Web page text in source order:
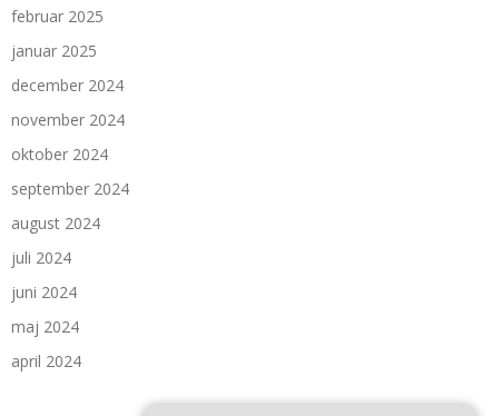
februar 2025
januar 2025
december 2024
november 2024
oktober 2024
september 2024
august 2024
juli 2024
juni 2024
maj 2024
april 2024